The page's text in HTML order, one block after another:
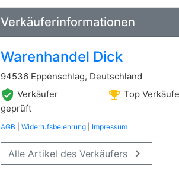
Verkäuferinformationen
Warenhandel Dick
94536 Eppenschlag, Deutschland
verified_user Verkäufer
geprüft
emoji_events Top
AGB Widerrufsbelehrung Impressum
Alle Artikel des Verkäufers keyboard_arrow_right